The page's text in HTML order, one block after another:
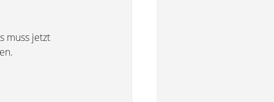
muss jetzt